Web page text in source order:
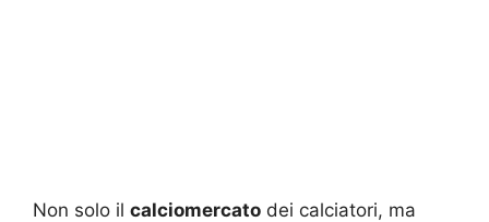
Non solo il calciomercato dei calciatori, ma